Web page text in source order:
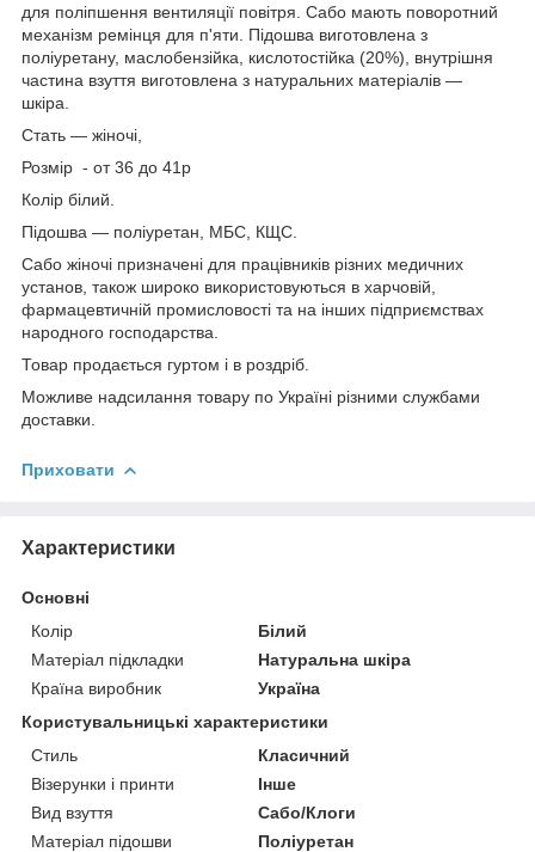
для поліпшення вентиляції повітря. Сабо мають поворотний
механізм ремінця для п'яти. Підошва виготовлена з
поліуретану, маслобензійка, кислотостійка (20%), внутрішня
частина взуття виготовлена з натуральних матеріалів —
шкіра.
Стать — жіночі,
Розмір - от 36 до 41р
Колір білий.
Підошва — поліуретан, МБС, КЩС.
Сабо жіночі призначені для працівників різних медичних
установ, також широко використовуються в харчовій,
фармацевтичній промисловості та на інших підприємствах
народного господарства.
Товар продається гуртом і в роздріб.
Можливе надсилання товару по Україні різними службами
доставки.
Приховати
Характеристики
Основні
Колір
Білий
Матеріал підкладки
Натуральна шкіра
Країна виробник
Україна
Користувальницькі характеристики
Стиль
Класичний
Візерунки і принти
Інше
Вид взуття
Сабо/Клоги
Матеріал підошви
Поліуретан